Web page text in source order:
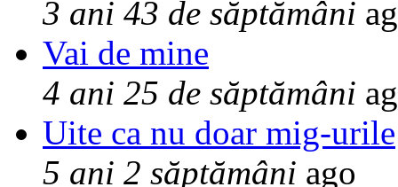
3 ani 43 de săptămâni
Vai de mine
4 ani 25 de săptămâni
Uite ca nu doar mig-urile
5 ani 2 săptămâni ago